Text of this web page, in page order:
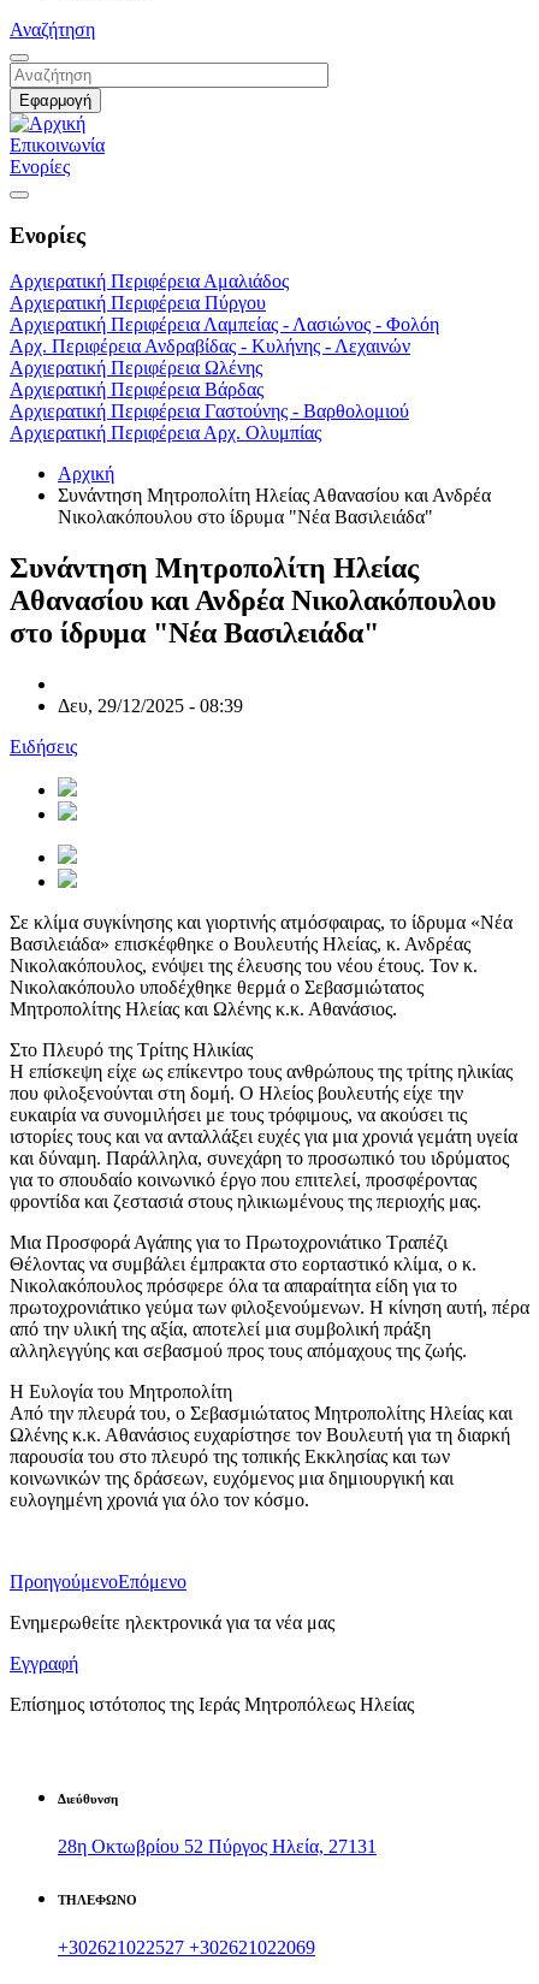
Αναζήτηση
Επικοινωνία
Ενορίες
Ενορίες
Αρχιερατική Περιφέρεια Αμαλιάδος
Αρχιερατική Περιφέρεια Πύργου
Αρχιερατική Περιφέρεια Λαμπείας - Λασιώνος - Φολόη
Αρχ. Περιφέρεια Ανδραβίδας - Κυλήνης - Λεχαινών
Αρχιερατική Περιφέρεια Ωλένης
Αρχιερατική Περιφέρεια Βάρδας
Αρχιερατική Περιφέρεια Γαστούνης - Βαρθολομιού
Αρχιερατική Περιφέρεια Αρχ. Ολυμπίας
Αρχική
Συνάντηση Μητροπολίτη Ηλείας Αθανασίου και Ανδρέα
Νικολακόπουλου στο ίδρυμα "Νέα Βασιλειάδα"
Συνάντηση Μητροπολίτη Ηλείας
Αθανασίου και Ανδρέα Νικολακόπουλου
στο ίδρυμα "Νέα Βασιλειάδα"
Δευ, 29/12/2025 - 08:39
Ειδήσεις
Σε κλίμα συγκίνησης και γιορτινής ατμόσφαιρας, το ίδρυμα «Νέα
Βασιλειάδα» επισκέφθηκε ο Βουλευτής Ηλείας, κ. Ανδρέας
Νικολακόπουλος, ενόψει της έλευσης του νέου έτους. Τον κ.
Νικολακόπουλο υποδέχθηκε θερμά ο Σεβασμιώτατος
Μητροπολίτης Ηλείας και Ωλένης κ.κ. Αθανάσιος.
​Στο Πλευρό της Τρίτης Ηλικίας
​Η επίσκεψη είχε ως επίκεντρο τους ανθρώπους της τρίτης ηλικίας
που φιλοξενούνται στη δομή. Ο Ηλείος βουλευτής είχε την
ευκαιρία να συνομιλήσει με τους τρόφιμους, να ακούσει τις
ιστορίες τους και να ανταλλάξει ευχές για μια χρονιά γεμάτη υγεία
και δύναμη. Παράλληλα, συνεχάρη το προσωπικό του ιδρύματος
για το σπουδαίο κοινωνικό έργο που επιτελεί, προσφέροντας
φροντίδα και ζεστασιά στους ηλικιωμένους της περιοχής μας.
​Μια Προσφορά Αγάπης για το Πρωτοχρονιάτικο Τραπέζι
​Θέλοντας να συμβάλει έμπρακτα στο εορταστικό κλίμα, ο κ.
Νικολακόπουλος πρόσφερε όλα τα απαραίτητα είδη για το
πρωτοχρονιάτικο γεύμα των φιλοξενούμενων. Η κίνηση αυτή, πέρα
από την υλική της αξία, αποτελεί μια συμβολική πράξη
αλληλεγγύης και σεβασμού προς τους απόμαχους της ζωής.
​Η Ευλογία του Μητροπολίτη
​Από την πλευρά του, ο Σεβασμιώτατος Μητροπολίτης Ηλείας και
Ωλένης κ.κ. Αθανάσιος ευχαρίστησε τον Βουλευτή για τη διαρκή
παρουσία του στο πλευρό της τοπικής Εκκλησίας και των
κοινωνικών της δράσεων, ευχόμενος μια δημιουργική και
ευλογημένη χρονιά για όλο τον κόσμο.
ΠροηγούμενοΕπόμενο
Ενημερωθείτε ηλεκτρονικά για τα νέα μας
Εγγραφή
Επίσημος ιστότοπος της Ιεράς Μητροπόλεως Ηλείας
Διεύθυνση
28η Οκτωβρίου 52 Πύργος Ηλεία, 27131
ΤΗΛΕΦΩΝΟ
+302621022527 +302621022069